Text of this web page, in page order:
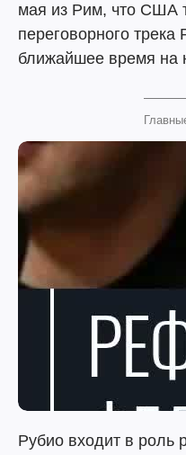
мая из Рим, что США
переговорного
ближайшее время на
Рубио входит в роль